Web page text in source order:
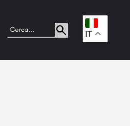
. IT